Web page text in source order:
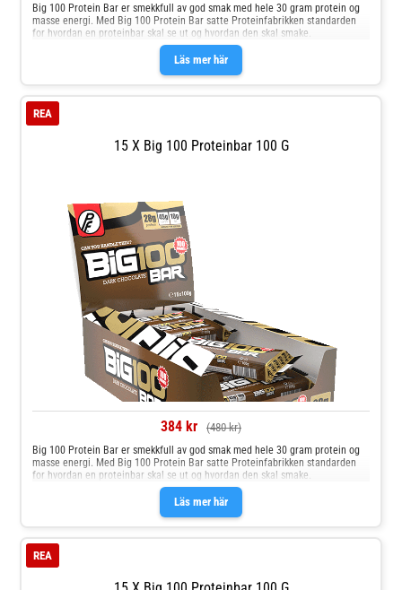
Läs mer här
Big 100 Protein Bar er smekkfull av god smak med hele 30 gram protein og
masse energi. Med Big 100 Protein Bar satte Proteinfabrikken standarden
for hvordan en proteinbar skal se ut og hvordan den skal smake.
15 X Big 100 Proteinbar 100 G
REA
384 kr (480 kr)
Läs mer här
Big 100 Protein Bar er smekkfull av god smak med hele 30 gram protein og
masse energi. Med Big 100 Protein Bar satte Proteinfabrikken standarden
for hvordan en proteinbar skal se ut og hvordan den skal smake.
REA